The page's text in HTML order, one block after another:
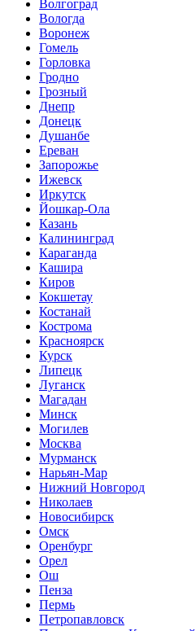
Волгоград
Вологда
Воронеж
Гомель
Горловка
Гродно
Грозный
Днепр
Донецк
Душанбе
Ереван
Запорожье
Ижевск
Иркутск
Йошкар-Ола
Казань
Калининград
Караганда
Кашира
Киров
Кокшетау
Костанай
Кострома
Красноярск
Курск
Липецк
Луганск
Магадан
Минск
Могилев
Москва
Мурманск
Нарьян-Мар
Нижний Новгород
Николаев
Новосибирск
Омск
Оренбург
Орел
Ош
Пенза
Пермь
Петропавловск